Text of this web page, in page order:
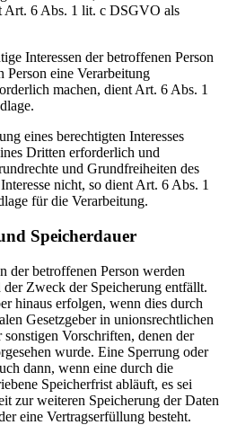
Art. 6 Abs. 1 lit. c DSGVO als
Interessen der betroffenen Person
Person eine Verarbeitung
machen, dient Art. 6 Abs. 1
eines berechtigten Interesses
Dritten erforderlich und
und Grundfreiheiten des
nicht, so dient Art. 6 Abs. 1
für die Verarbeitung.
Speicherdauer
der betroffenen Person werden
der Zweck der Speicherung entfällt.
hinaus erfolgen, wenn dies durch
Gesetzgeber in unionsrechtlichen
Vorschriften, denen der
wurde. Eine Sperrung oder
dann, wenn eine durch die
Speicherfrist abläuft, es sei
zur weiteren Speicherung der Daten
eine Vertragserfüllung besteht.